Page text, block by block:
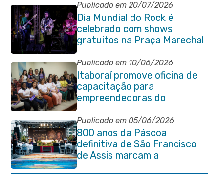
Publicado em 20/07/2026
Dia Mundial do Rock é
celebrado com shows
gratuitos na Praça Marechal
Floriano Peixoto
Publicado em 10/06/2026
Itaboraí promove oficina de
capacitação para
empreendedoras do
município
Publicado em 05/06/2026
800 anos da Páscoa
definitiva de São Francisco
de Assis marcam a
celebração de Corpus Christi
em Itaboraí